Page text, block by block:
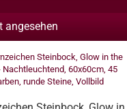
angesehen